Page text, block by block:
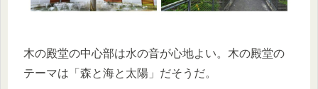
木の殿堂の中心部は水の音が心地よい。木の殿堂の
テーマは「森と海と太陽」だそうだ。